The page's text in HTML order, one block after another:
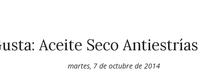
Aceite Seco
martes, 7 de octubre de 2014